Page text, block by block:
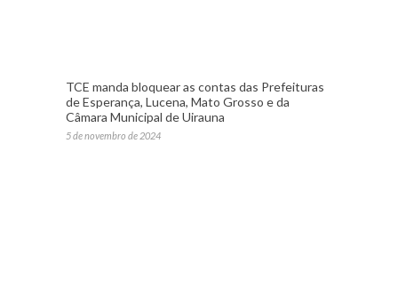
TCE manda bloquear as contas das Prefeituras
de Esperança, Lucena, Mato Grosso e da
Câmara Municipal de Uirauna
5 de novembro de 2024